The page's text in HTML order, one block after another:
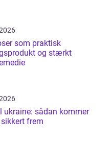
som praktisk
og stærkt
ukraine: sådan kommer
frem